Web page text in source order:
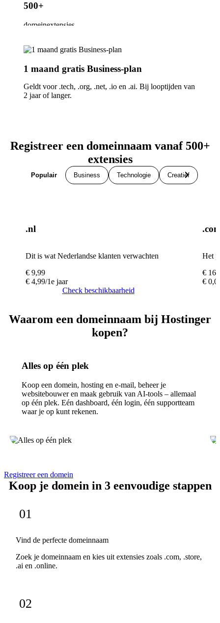
500+
domeinextensies
1 maand gratis Business-plan
Geldt voor .tech, .org, .net, .io en .ai. Bij looptijden van
2 jaar of langer.
Registreer een domeinnaam vanaf 500+
extensies
Populair Business Technologie Creatief
.nl
Dit is wat Nederlandse klanten verwachten
€ 9,99
€ 4,99/1e jaar
Check beschikbaarheid
Het
€
€
Waarom een domeinnaam bij Hostinger
kopen?
Alles op één plek
Koop een domein, hosting en e-mail, beheer je
websitebouwer en maak gebruik van AI-tools – allemaal
op één plek. Eén dashboard, één login, één supportteam
waar je op kunt rekenen.
Registreer een domein
Koop je domein in 3 eenvoudige stappen
01
Vind de perfecte domeinnaam
Zoek je domeinnaam en kies uit extensies zoals .com, .store,
.ai en .online.
02